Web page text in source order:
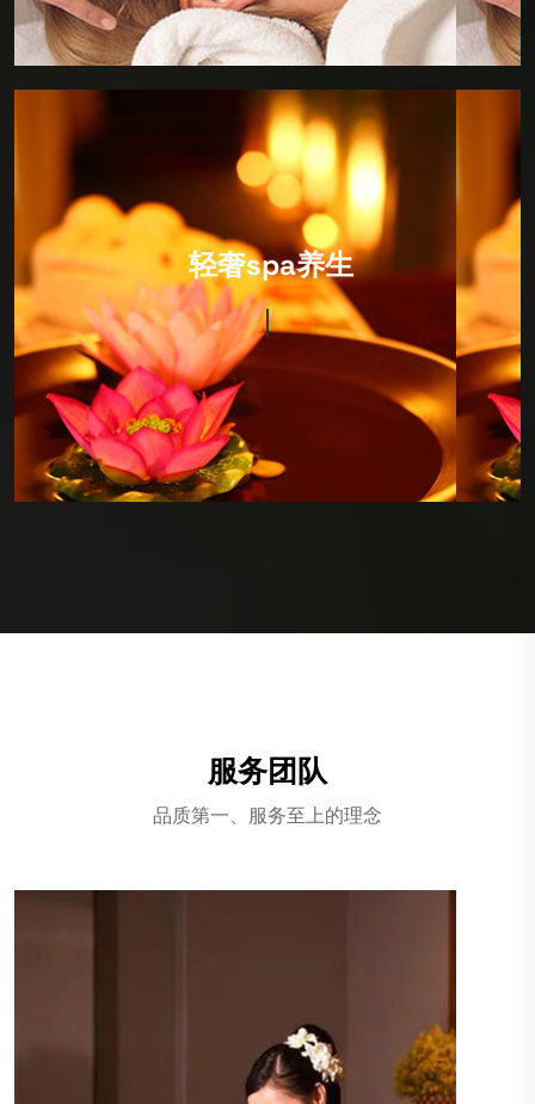
轻奢spa养生
IT Consultancy
环境以日式风格为主，装修设计很有风格，硬件设施非
常完善，卫生细节做的很出色，包括拖鞋都会当你面消
毒！价格很合适，因为综合性很强，所以喜欢深度SPA
护理的朋友可以来看看
服务团队
品质第一、服务至上的理念